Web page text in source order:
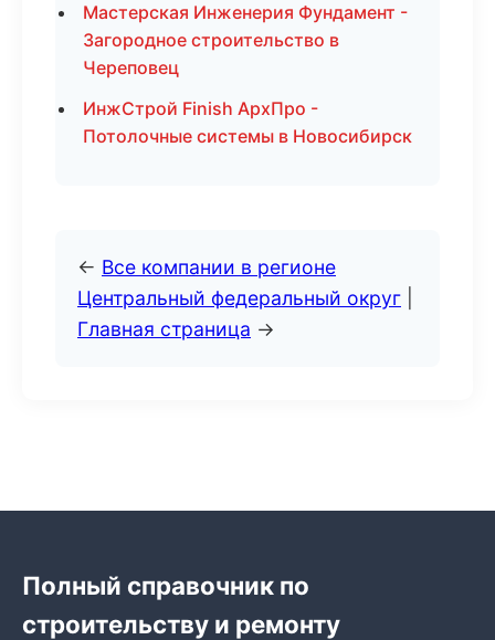
Мастерская Инженерия Фундамент -
Загородное строительство в
Череповец
ИнжСтрой Finish АрхПро -
Потолочные системы в Новосибирск
← Все компании в регионе
Центральный федеральный округ
Главная страница →
Полный справочник по
строительству и ремонту